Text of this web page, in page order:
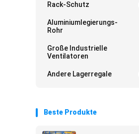
Rack-Schutz
Aluminiumlegierungs-
Rohr
Große Industrielle
Ventilatoren
Andere Lagerregale
Beste Produkte